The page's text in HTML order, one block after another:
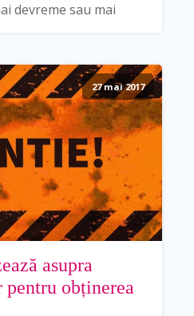
devreme sau mai
27 mai 2017
asupra
obținerea